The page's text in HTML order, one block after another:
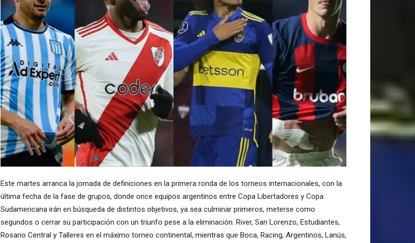
Este martes arranca la jornada de definiciones en la primera ronda de los torneos internacionales, con la
última fecha de la fase de grupos, donde once equipos argentinos entre Copa Libertadores y Copa
Sudamericana irán en búsqueda de distintos objetivos, ya sea culminar primeros, meterse como
segundos o cerrar su participación con un triunfo pese a la eliminación. River, San Lorenzo, Estudiantes,
Rosario Central y Talleres en el máximo torneo continental, mientras que Boca, Racing, Argentinos, Lanús,